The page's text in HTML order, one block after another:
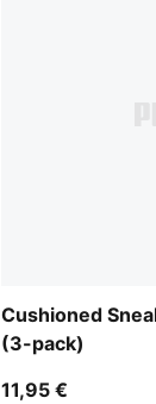
Cushioned
(3-pack)
11,95 €